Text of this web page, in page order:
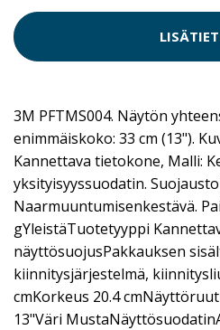
3M PFTMS004. Näytön
enimmäiskoko: 33 cm (13").
Kannettava tietokone, Malli:
yksityisyyssuodatin.
Naarmuuntumisenkestävä.
gYleistäTuotetyyppi
näyttösuojusPakkauksen
kiinnitysjärjestelmä,
cmKorkeus 20.4
13"Väri